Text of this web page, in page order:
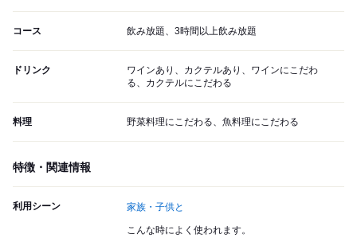
コース 飲み放題、3時間以上飲み放題
ドリンク
ワインあり、カクテルあり、ワインにこだわ
る、カクテルにこだわる
料理 野菜料理にこだわる、魚料理にこだわる
特徴・関連情報
利用シーン 家族・子供と
こんな時によく使われます。